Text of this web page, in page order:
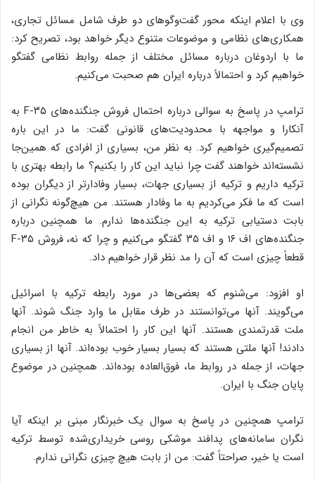
وی با اعلام اینکه محور گفت‌وگوهای دو طرف شامل مسائل تجاری،
همکاری‌های نظامی و موضوعات متنوع دیگر خواهد بود، تصریح کرد:
ما با اردوغان درباره مسائل مختلف از جمله روابط نظامی گفتگو
خواهیم کرد و احتمالاً درباره ایران هم صحبت می‌کنیم.
ترامپ در پاسخ به سوالی درباره احتمال فروش جنگنده‌های F-۳۵ به
آنکارا و مواجهه با محدودیت‌های قانونی گفت: ما در این باره
تصمیم‌گیری خواهیم کرد. به نظر من، بسیاری از افرادی که همین‌جا
نشسته‌اند خواهند گفت چرا نباید این کار را بکنیم؟ ما رابطه بهتری با
ترکیه داریم و ترکیه از بسیاری جهات، بسیار وفادارتر از دیگران بوده
است که ما فکر می‌کردیم به ما وفادار هستند. من هیچ‌گونه نگرانی از
بابت دستیابی ترکیه به این جنگنده‌ها ندارم. ما همچنین درباره
جنگنده‌های اف ۱۶ و اف ۳۵ گفتگو می‌کنیم و چرا که نه، فروش F-۳۵
قطعاً چیزی است که آن را مد نظر قرار خواهیم داد.
او افزود: می‌شنوم که بعضی‌ها در مورد رابطه‌ ترکیه با اسرائیل
می‌گویند. آنها می‌توانستند در طرف مقابل ما وارد جنگ شوند. آنها
ملت قدرتمندی هستند. آنها این کار را احتمالاً به خاطر من انجام
دادند! آنها ملتی هستند که بسیار بسیار خوب بوده‌اند. آنها از بسیاری
جهات، از جمله در روابط ما، فوق‌العاده بوده‌اند. همچنین در موضوع
پایان جنگ با ایران.
ترامپ همچنین در پاسخ به سوال یک خبرنگار مبنی بر اینکه آیا
نگران سامانه‌های پدافند موشکی روسی خریداری‌شده توسط ترکیه
است یا خیر، صراحتاً گفت: من از بابت هیچ چیزی نگرانی ندارم.